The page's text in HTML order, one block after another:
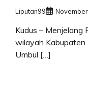
Liputan99
Kudus – Menjelang
wilayah Kabupaten
Umbul […]